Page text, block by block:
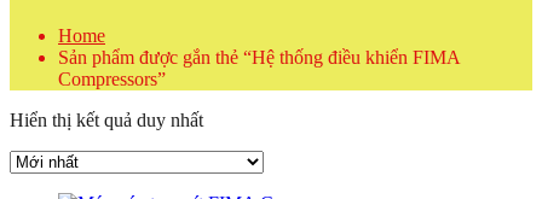
Home
Sản phẩm được gắn thẻ “Hệ thống điều khiển FIMA
Compressors”
Hiển thị kết quả duy nhất